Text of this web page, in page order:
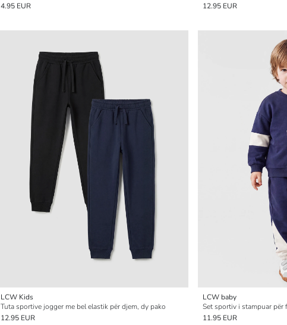
4.95 EUR
12.95 EUR
LCW Kids
Tuta sportive jogger me bel elastik për djem, dy pako
12.95 EUR
LCW baby
Set sportiv i stampuar për
11.95 EUR